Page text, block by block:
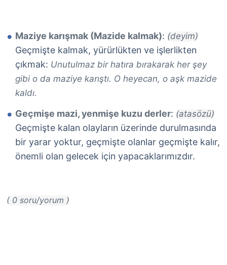
Maziye karışmak (Mazide kalmak): (deyim)
Geçmişte kalmak, yürürlükten ve işlerlikten
çıkmak: Unutulmaz bir hatıra bırakarak her şey
gibi o da maziye karıştı. O heyecan, o aşk mazide
kaldı.
Geçmişe mazi, yenmişe kuzu derler: (atasözü)
Geçmişte kalan olayların üzerinde durulmasında
bir yarar yoktur, geçmişte olanlar geçmişte kalır,
önemli olan gelecek için yapacaklarımızdır.
( 0 soru/yorum )